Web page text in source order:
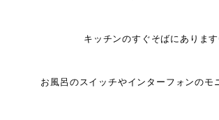
キッチンのすぐそばにありま
お風呂のスイッチやインターフォンのモ